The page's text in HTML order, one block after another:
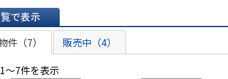
示
件（7）
販売中（4）
～7件を表示